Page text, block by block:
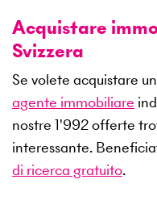
Acquistare
Svizzera
Se volete acquistare
agente immobiliare
nostre 1'992offerte
interessante.
di ricerca gratuito.